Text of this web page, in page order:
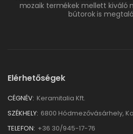
mozaik termékek mellett kiváló
bútorok is
Elérhetőségek
CÉGNÉV: Keramitalia Kft.
SZÉKHELY: 6800 Hódmezővásárhely,
TELEFON: +36 30/945-17-76